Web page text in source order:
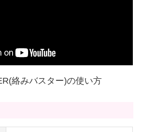
絡みバスター)の使い方